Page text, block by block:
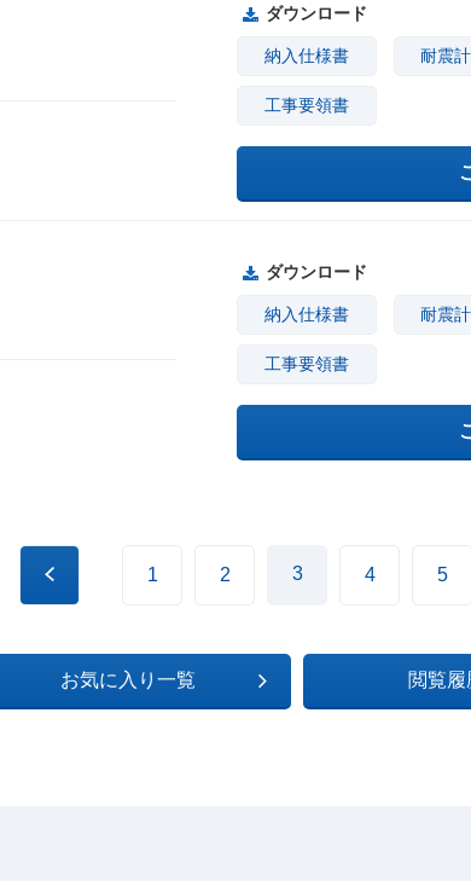
ダウンロード
納入仕様書 耐震
工事要領書
ダウンロード
納入仕様書 耐震
工事要領書
1 2 3 4 5
お気に入り一覧 閲覧履